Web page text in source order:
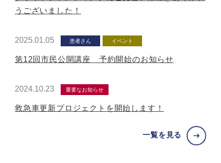
うございました！
2025.01.05 患者さん イベント
第12回市民公開講座 予約開始のお知らせ
2024.10.23 重要なお知らせ
救急車更新プロジェクトを開始します！
一覧を見る